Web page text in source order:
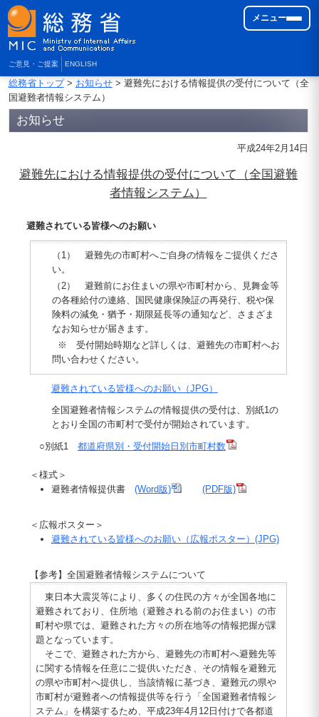
ご意見・ご提案 ENGLISH
メニュー
総務省トップ> お知らせ> 避難先における情報提供の受付について（全
国避難者情報システム）
お知らせ
平成24年2月14日
避難先における情報提供の受付について（全国避難
者情報システム）
避難されている皆様へのお願い
（1） 避難先の市町村へご自身の情報をご提供くださ
い。
（2） 避難前にお住まいの県や市町村から、見舞金等
の各種給付の連絡、国民健康保険証の再発行、税や保
険料の減免・猶予・期限延長等の通知など、さまざま
なお知らせが届きます。
※ 受付開始時期など詳しくは、避難先の市町村へお
問い合わせください。
避難されている皆様へのお願い（JPG）
全国避難者情報システムの情報提供の受付は、別紙1の
とおり全国の市町村で受付が開始されています。
○別紙1 都道府県別・受付開始日別市町村数
＜様式＞
避難者情報提供書 (Word版) (PDF版)
＜広報ポスター＞
避難されている皆様へのお願い（広報ポスター）(JPG)
【参考】全国避難者情報システムについて
東日本大震災等により、多くの住民の方々が全国各地に
避難されており、住所地（避難される前のお住まい）の市
町村や県では、避難された方々の所在地等の情報把握が課
題となっています。
そこで、避難された方から、避難先の市町村へ避難先等
に関する情報を任意にご提供いただき、その情報を避難元
の県や市町村へ提供し、当該情報に基づき、避難元の県や
市町村が避難者への情報提供等を行う「全国避難者情報シ
ステム」を構築するため、平成23年4月12日付けで各都道